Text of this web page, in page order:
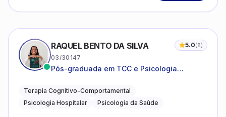
RAQUEL BENTO DA SILVA 5.0(8)
03/30147
Pós-graduada em TCC e Psicologia
Terapia Cognitivo-Comportamental
Psicologia Hospitalar
Psicologia da Saúde